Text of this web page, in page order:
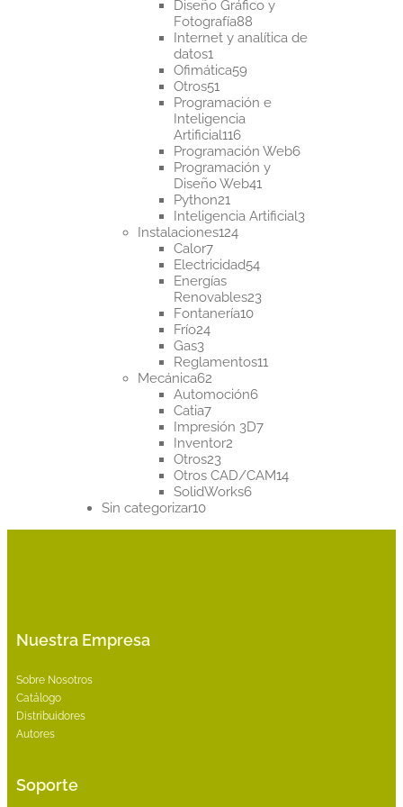
productos
Diseño Gráfico y
Fotografía8888
productos
Internet y analítica de
datos11
producto
Ofimática5959
Otros5151
productos
Programación e
Inteligencia
Artificial116116
productos
Programación Web66
Programación y
Diseño Web4141
Python2121
productos
Inteligencia Artificial33
Instalaciones124124
Calor77
productos
Electricidad5454
Energías
Renovables2323
Fontanería1010
Frío2424
Gas33
productos
Reglamentos1111
Mecánica6262
productos
Automoción66
Catia77
productos
Impresión 3D77
Inventor22
Otros2323
productos
Otros CAD/CAM1414
SolidWorks66
Sin categorizar1010
Nuestra Empresa
Sobre Nosotros
Catálogo
Distribuidores
Autores
Soporte